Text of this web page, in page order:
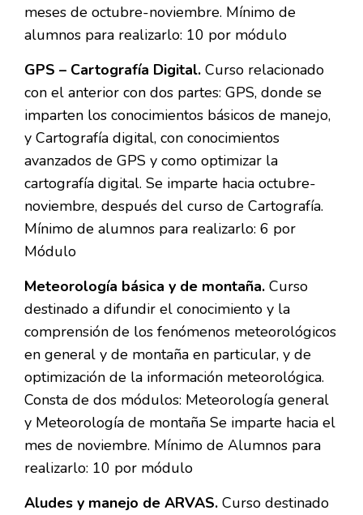
meses de octubre-noviembre. Mínimo de
alumnos para realizarlo: 10 por módulo
GPS – Cartografía Digital. Curso relacionado
con el anterior con dos partes: GPS, donde se
imparten los conocimientos básicos de manejo,
y Cartografía digital, con conocimientos
avanzados de GPS y como optimizar la
cartografía digital. Se imparte hacia octubre-
noviembre, después del curso de Cartografía.
Mínimo de alumnos para realizarlo: 6 por
Módulo
Meteorología básica y de montaña. Curso
destinado a difundir el conocimiento y la
comprensión de los fenómenos meteorológicos
en general y de montaña en particular, y de
optimización de la información meteorológica.
Consta de dos módulos: Meteorología general
y Meteorología de montaña Se imparte hacia el
mes de noviembre. Mínimo de Alumnos para
realizarlo: 10 por módulo
Aludes y manejo de ARVAS. Curso destinado